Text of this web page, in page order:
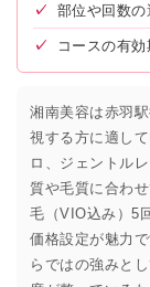
✓ 部位や回数
✓ コースの有効
湘南美容は赤羽
視する方に適し
ロ、ジェントル
質や毛質に合わ
毛（VIO込み）5
価格設定が魅力
らではの強みと